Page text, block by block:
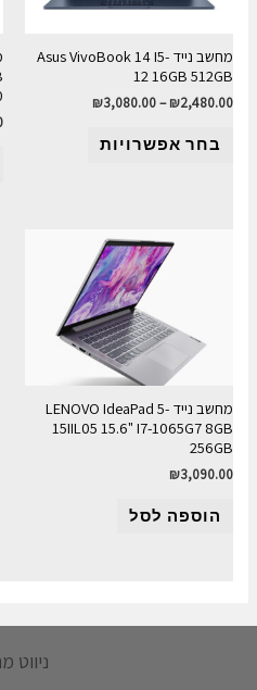
מחשב נייד Asus VivoBook 14 I5-
12 16GB 512GB
₪2,480.00
–
₪3,080.00
בחר אפשרויות
מחשב נייד LENOVO IdeaPad 5-
15IIL05 15.6" I7-1065G7 8GB
256GB
₪3,090.00
הוספה לסל
ניווט